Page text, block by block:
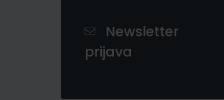
Newsletter
prijava